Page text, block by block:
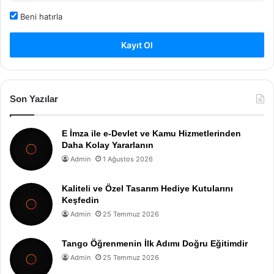
Beni hatırla
Kayıt Ol
Son Yazılar
E İmza ile e-Devlet ve Kamu Hizmetlerinden
Daha Kolay Yararlanın
Admin 1 Ağustos 2026
Kaliteli ve Özel Tasarım Hediye Kutularını
Keşfedin
Admin 25 Temmuz 2026
Tango Öğrenmenin İlk Adımı Doğru Eğitimdir
Admin 25 Temmuz 2026